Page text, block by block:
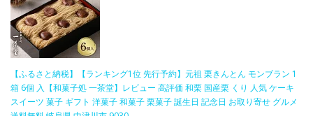
【ふるさと納税】【ランキング1位 先行予約】元祖 栗きんとん モンブラン 1
箱 6個 入【和菓子処 一茶堂】レビュー 高評価 和栗 国産栗 くり 人気 ケーキ
スイーツ 菓子 ギフト 洋菓子 和菓子 栗菓子 誕生日 記念日 お取り寄せ グルメ